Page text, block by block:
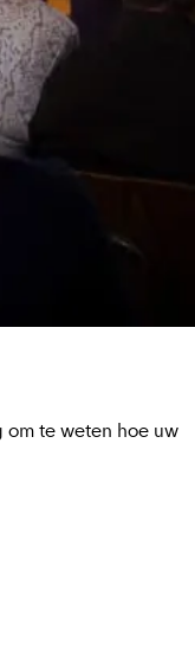
om te weten hoe uw